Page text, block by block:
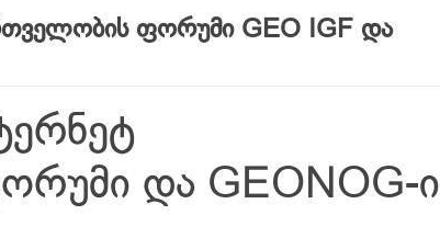
ფორუმი GEO IGF და
და GEONOG-ი